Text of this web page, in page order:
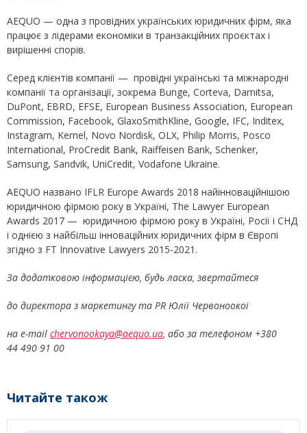
AEQUO — одна з провідних українських юридичних фірм, яка
працює з лідерами економіки в транзакційних проєктах і
вирішенні спорів.
Серед клієнтів компанії — провідні українські та міжнародні
компанії та організації, зокрема Bunge, Corteva, Darnitsa,
DuPont, EBRD, EFSE, European Business Association, European
Commission, Facebook, GlaxoSmithKline, Google, IFC, Inditex,
Instagram, Kernel, Novo Nordisk, OLX, Philip Morris, Posco
International, ProCredit Bank, Raiffeisen Bank, Schenker,
Samsung, Sandvik, UniCredit, Vodafone Ukraine.
AEQUO названо IFLR Europe Awards 2018 найінноваційнішою
юридичною фірмою року в Україні, The Lawyer European
Awards 2017 — юридичною фірмою року в Україні, Росії і СНД
і однією з найбільш інноваційних юридичних фірм в Європі
згідно з FT Innovative Lawyers 2015-2021.
За додатковою інформацією, будь ласка, звертайтеся
до директора з маркетингу та PR Юлії Червоноокої
на е-mail chervonookaya@aequo.ua, або за телефоном +380
44 490 91 00
Читайте також